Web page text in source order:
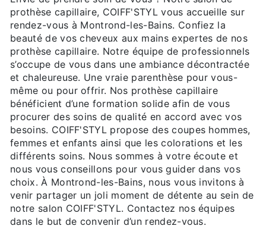
prothèse capillaire, COIFF'STYL vous accueille sur
rendez-vous à Montrond-les-Bains. Confiez la
beauté de vos cheveux aux mains expertes de nos
prothèse capillaire. Notre équipe de professionnels
s’occupe de vous dans une ambiance décontractée
et chaleureuse. Une vraie parenthèse pour vous-
même ou pour offrir. Nos prothèse capillaire
bénéficient d’une formation solide afin de vous
procurer des soins de qualité en accord avec vos
besoins. COIFF'STYL propose des coupes hommes,
femmes et enfants ainsi que les colorations et les
différents soins. Nous sommes à votre écoute et
nous vous conseillons pour vous guider dans vos
choix. À Montrond-les-Bains, nous vous invitons à
venir partager un joli moment de détente au sein de
notre salon COIFF'STYL. Contactez nos équipes
dans le but de convenir d’un rendez-vous.